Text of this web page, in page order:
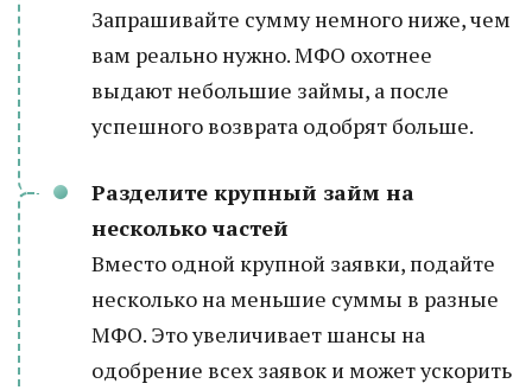
Запрашивайте сумму немного ниже, чем
вам реально нужно. МФО охотнее
выдают небольшие займы, а после
успешного возврата одобрят больше.
Разделите крупный займ на
несколько частей
Вместо одной крупной заявки, подайте
несколько на меньшие суммы в разные
МФО. Это увеличивает шансы на
одобрение всех заявок и может ускорить